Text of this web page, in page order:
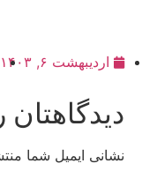
اردیبهشت ۶, ۱۴۰۳
دیدگاهتان
نشانی ایمیل شما